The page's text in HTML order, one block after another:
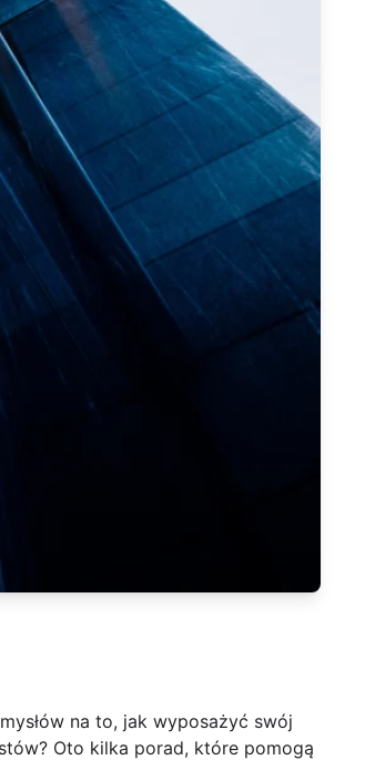
na to, jak wyposażyć swój
Oto kilka porad, które pomogą